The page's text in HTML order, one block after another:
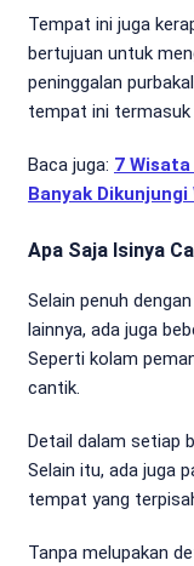
Tempat ini juga
bertujuan untuk
peninggalan
tempat ini termasuk
Baca juga: 7
Banyak
Apa Saja Isinya
Selain penuh
lainnya, ada juga
Seperti kolam
cantik.
Detail dalam setiap
Selain itu, ada juga
tempat yang
Tanpa melupakan